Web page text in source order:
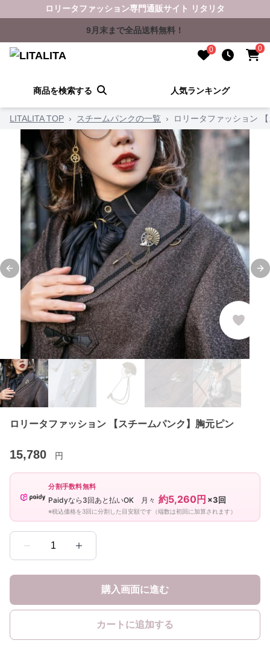
ロリータファッション専門通販サイト リタリタ
9月末まで全品送料無料！
0 0
商品を検索する 人気ランキング
LITALITA TOP › スチームパンクの一覧 › ロリータファッション
Previous slide
ロリータファッション 【スチームパンク】胸元ピン
15,780 円
分割手数料無料
Paidyなら3回あと払いOK 月々 約5,260円 ×3回
※税込価格を3回に分割した目安額です（端数は初回に加算されます）
1
購入画面に進む
カートに追加する